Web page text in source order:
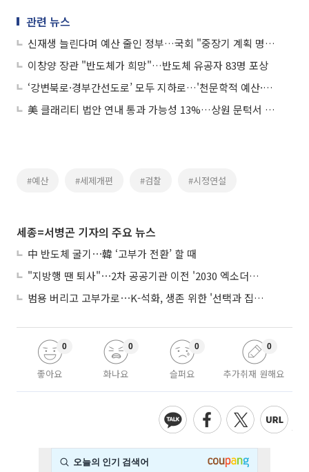
관련 뉴스
신재생 늘린다며 예산 줄인 정부…국회 "중장기 계획 명확히 해야"
이창양 장관 "반도체가 희망"…반도체 유공자 83명 포상
‘강변북로·경부간선도로’ 모두 지하로…'천문학적 예산·공사 중 혼잡' 문제는 과제
美 클래리티 법안 연내 통과 가능성 13%…상원 문턱서 제동
#예산 #세제개편 #검찰 #시정연설
세종=서병곤 기자의 주요 뉴스
中 반도체 굴기⋯韓 ‘고부가 전환’ 할 때
"지방행 땐 퇴사"⋯2차 공공기관 이전 '2030 엑소더스' 뇌관
범용 버리고 고부가로⋯K-석화, 생존 위한 '선택과 집중'
좋아요
0
화나요
0
슬퍼요
0
추가취재 원해요
0